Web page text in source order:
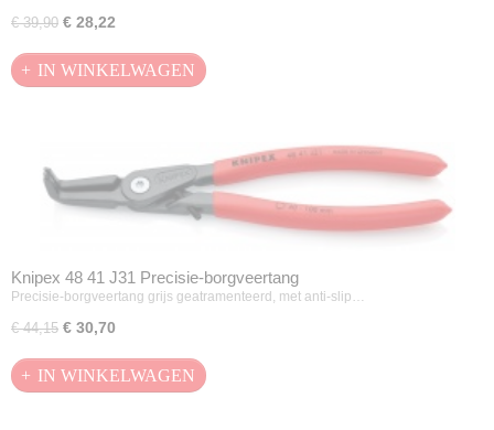
€ 39,90 € 28,22
IN WINKELWAGEN
Knipex 48 41 J31 Precisie-borgveertang
Precisie-borgveertang grijs geatramenteerd, met anti-slip…
€ 44,15 € 30,70
IN WINKELWAGEN